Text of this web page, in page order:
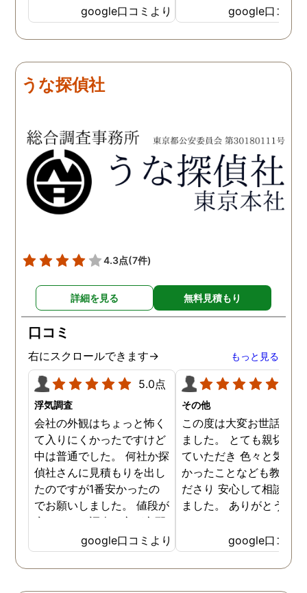
見を言っていただき、また
費用面も正直に答えていた
だき、私の望む結果を得る
言えないですが、それでも
少しでも低く抑えるアドバ
た。 調査も私の望む結果を
得るべく、尽力して頂き、
密に連絡をいただきなが
ら、丁寧に対応してくださ
いました。 おかげで、とて
も、不安で日々辛い気持ち
対応して頂いた上に、かな
り迅速に弁護士に関するア
ドバイスを頂き繋いで下さ
った事、本当に感謝してい
ます。
google口コミより
ったと実感しております
依頼中にはいろいろな相
も聞いて頂き、救われる
謝しております。 私と
何かありましたらご相談
せて頂きたいと思います
google口コミ
うな探偵社
4.3点(7件)
詳細を見る 無料見積もり
口コミ
右にスクロールできます→ もっと見る
5.0点
浮気調査
会社の外観はちょっと怖く
て入りにくかったですけど
中は普通でした。 何社か探
偵社さんに見積もりを出し
たのですが1番安かったの
でお願いしました。 値段が
安いので、調査の方が心配
でしたがしっかり浮気の証
拠を押さえて頂けました。
ありがとう御座いました。
google口コミより
その他
この度は大変お世話にな
ました。 とても親切に
ていただき 色々と気付
かったことなども教えて
ださり 安心して相談が
ました。 ありがとうご
google口コミ